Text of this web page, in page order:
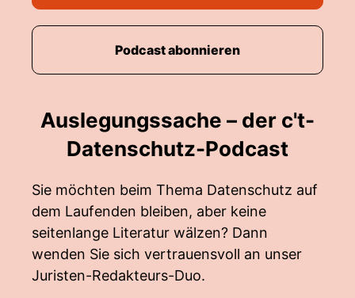
Auslegungssache – der c't-
Datenschutz-Podcast
Sie möchten beim Thema Datenschutz auf
dem Laufenden bleiben, aber keine
seitenlange Literatur wälzen? Dann
wenden Sie sich vertrauensvoll an unser
Juristen-Redakteurs-Duo.
Podcast abonnieren